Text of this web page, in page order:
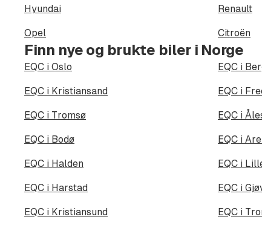
Hyundai Renault
Opel Citroën
Finn nye og brukte biler i Norge
EQC i Oslo EQC i
EQC i Kristiansand EQC i
EQC i Tromsø EQC i
EQC i Bodø EQC i
EQC i Halden EQC i
EQC i Harstad EQC i
EQC i Kristiansund EQC i